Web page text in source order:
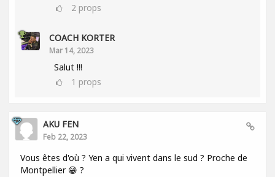
2 props
COACH KORTER
Mar 14, 2023
Salut !!!
1 props
AKU FEN
Feb 22, 2023
Vous êtes d'où ? Yen a qui vivent dans le sud ? Proche de
Montpellier 😁 ?